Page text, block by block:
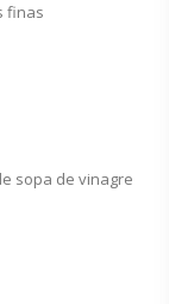
finas
sopa de vinagre